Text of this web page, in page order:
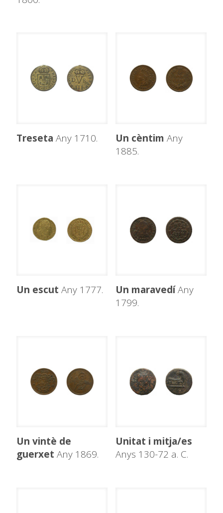
Treseta Any 1710. Un cèntim Any
1885.
Un escut Any 1777. Un maravedíAny
1799.
Un vintè de
guerxet Any 1869.
Unitat i mitja/es
Anys 130-72 a. C.